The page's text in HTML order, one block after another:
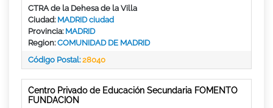
CTRA de la Dehesa de la Villa
Ciudad: MADRID ciudad
Provincia: MADRID
Region:COMUNIDAD DE MADRID
Código Postal:28040
Centro Privado de Educación Secundaria FOMENTO
FUNDACION